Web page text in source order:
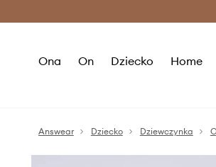
Ona On Dziecko Home
Answear Dziecko Dziewczynka